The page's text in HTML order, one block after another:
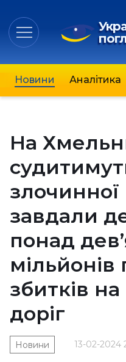
Новини Аналітика
На
злочинної
завдали
понад
мільйонів
збитків
доріг
13-02-2024
Новини